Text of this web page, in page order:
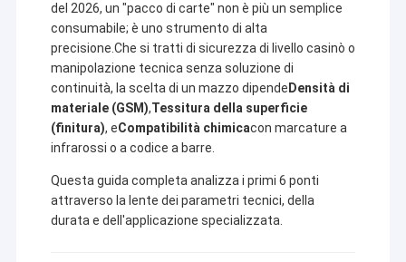
del 2026, un "pacco di carte" non è più un semplice
consumabile; è uno strumento di alta
precisione.Che si tratti di sicurezza di livello casinò o
manipolazione tecnica senza soluzione di
continuità, la scelta di un mazzo dipende Densità di
materiale (GSM),Tessitura della superficie
(finitura), eCompatibilità chimicacon marcature a
infrarossi o a codice a barre.
Questa guida completa analizza i primi 6 ponti
attraverso la lente dei parametri tecnici, della
durata e dell'applicazione specializzata.